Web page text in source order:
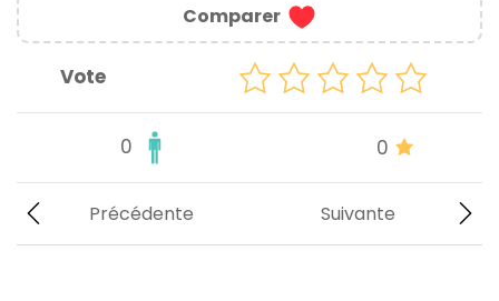
Comparer
Vote
0 0
Suivante
Précédente